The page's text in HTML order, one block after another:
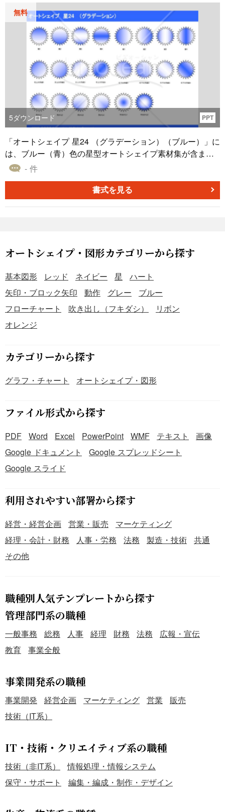
無料
5ダウンロード PPT
「オートシェイプ 星24 （グラデーション）（ブルー）」に
は、ブルー（青）色の星型オートシェイプ素材集が含まれ
ています。この素材集では、オートシェイプに様々なグラ
イント・エクセル・ワードなどの資料作成時に利用でき、
無料でダウンロードできます。 星24（ブルー）のオートシ
と視覚的なインパクトを向上させることができます。 グラ
デーションは、色の変化を滑らかにつなげる効果で、オー
トシェイプに立体感や柔らかな印象を与えます。ビジネス
プレゼンテーションや学術論文、報告書など、さまざまな
場面で活用できます。 オートシェイプ 星24 （グラデーシ
ョン）（ブルー）の素材集を使って、情報を視覚的に引き
立たせ、聴衆や読者に印象を与えるプレゼンテーションを
- 件
書式を見る
オートシェイプ・図形カテゴリーから探す
基本図形 レッド ネイビー 星
ハート
矢印・ブロック矢印
動作 グレー
ブルー
フローチャート
吹き出し（フキダシ）
リボン
オレンジ
カテゴリーから探す
グラフ・チャート オートシェイプ・図形
ファイル形式から探す
PDF Word Excel PowerPoint WMF テキスト
画像
Google ドキュメント
Google スプレッドシート
Google スライド
利用されやすい部署から探す
経営・経営企画 営業・販売
マーケティング
経理・会計・財務
人事・労務 法務 製造・技術
共通
その他
職種別人気テンプレートから探す
管理部門系の職種
一般事務 総務 人事 経理 財務 法務
広報・宣伝
教育
事業全般
事業開発系の職種
事業開発 経営企画 マーケティング 営業
販売
技術（IT系）
IT・技術・クリエイティブ系の職種
技術（非IT系）
情報処理・情報システム
保守・サポート
編集・編成・制作・デザイン